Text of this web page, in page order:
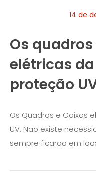
14 de
Os
elétricas
proteção
Os Quadros e Caixas
UV. Não existe
sempre ficarão em